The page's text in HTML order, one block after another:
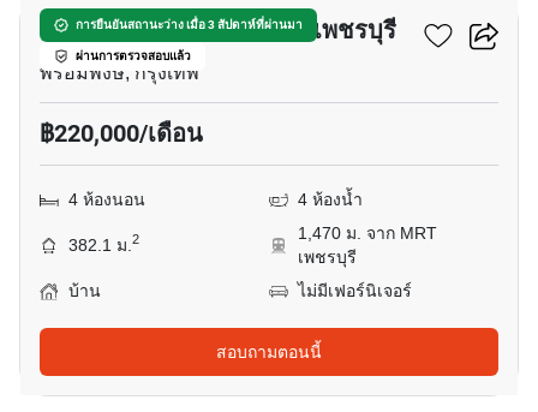
การยืนยันสถานะว่าง เมื่อ 3 สัปดาห์ที่ผ่านมา
ผ่านการตรวจสอบแล้ว
บ้าน 4-ห้องนอน ใกล้ MRT เพชรบุรี
พร้อมพงษ์, กรุงเทพ
฿220,000/เดือน
4 ห้องนอน 4 ห้องน้ำ
382.1 ม.2
1,470 ม. จาก MRT
เพชรบุรี
บ้าน
ไม่มีเฟอร์นิเจอร์
สอบถามตอนนี้